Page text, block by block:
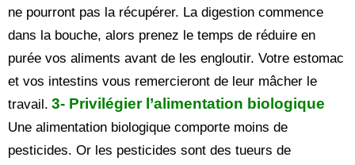
ne pourront pas la récupérer. La digestion commence
dans la bouche, alors prenez le temps de réduire en
purée vos aliments avant de les engloutir. Votre estomac
et vos intestins vous remercieront de leur mâcher le
travail. 3- Privilégier l’alimentation biologique
Une alimentation biologique comporte moins de
pesticides. Or les pesticides sont des tueurs de